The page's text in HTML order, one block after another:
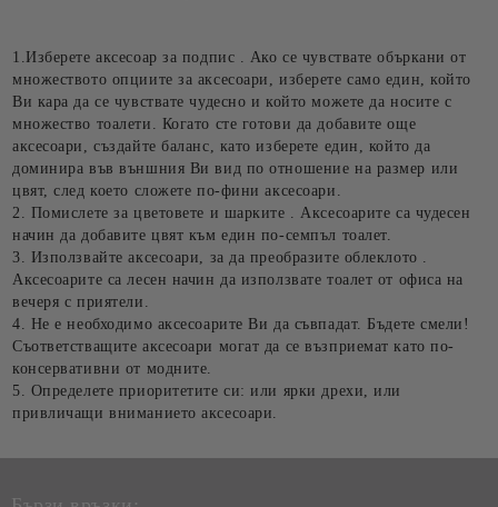
1.Изберете аксесоар за подпис . Ако се чувствате объркани от
множеството опциите за аксесоари, изберете само един, който
Ви кара да се чувствате чудесно и който можете да носите с
множество тоалети. Когато сте готови да добавите още
аксесоари, създайте баланс, като изберете един, който да
доминира във външния Ви вид по отношение на размер или
цвят, след което сложете по-фини аксесоари.
2. Помислете за цветовете и шарките . Аксесоарите са чудесен
начин да добавите цвят към един по-семпъл тоалет.
3. Използвайте аксесоари, за да преобразите облеклото .
Аксесоарите са лесен начин да използвате тоалет от офиса на
вечеря с приятели.
4. Не е необходимо аксесоарите Ви да съвпадат. Бъдете смели!
Съответстващите аксесоари могат да се възприемат като по-
консервативни от модните.
5. Определете приоритетите си: или ярки дрехи, или
привличащи вниманието аксесоари.